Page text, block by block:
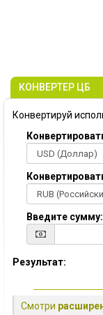
КОНВЕРТЕР ЦБ
Конвертируй
Введите сумму:
Результат:
Смотри